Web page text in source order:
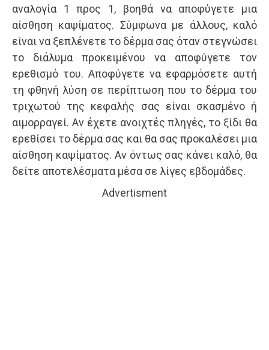
αναλογία 1 προς 1, βοηθά να αποφύγετε μια
αίσθηση καψίματος. Σύμφωνα με άλλους, καλό
είναι να ξεπλένετε το δέρμα σας όταν στεγνώσει
το διάλυμα προκειμένου να αποφύγετε τον
ερεθισμό του. Αποφύγετε να εφαρμόσετε αυτή
τη φθηνή λύση σε περίπτωση που το δέρμα του
τριχωτού της κεφαλής σας είναι σκασμένο ή
αιμορραγεί. Αν έχετε ανοιχτές πληγές, το ξίδι θα
ερεθίσει το δέρμα σας και θα σας προκαλέσει μια
αίσθηση καψίματος. Αν όντως σας κάνει καλό, θα
δείτε αποτελέσματα μέσα σε λίγες εβδομάδες.
Advertisment